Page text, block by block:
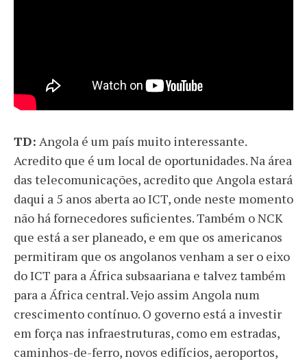
TD: Angola é um país muito interessante.
Acredito que é um local de oportunidades. Na área
das telecomunicações, acredito que Angola estará
daqui a 5 anos aberta ao ICT, onde neste momento
não há fornecedores suficientes. Também o NCK
que está a ser planeado, e em que os americanos
permitiram que os angolanos venham a ser o eixo
do ICT para a África subsaariana e talvez também
para a África central. Vejo assim Angola num
crescimento contínuo. O governo está a investir
em força nas infraestruturas, como em estradas,
caminhos-de-ferro, novos edifícios, aeroportos,